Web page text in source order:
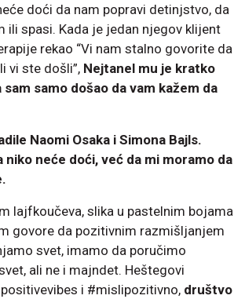
doći da nam popravi detinjstvo, da
ili spasi. Kada je jedan njegov klijent
rekao “Vi nam stalno govorite da
vi ste došli”, Nejtanel mu je kratko
sam samo došao da vam kažem da
Naomi Osaka i Simona Bajls.
niko neće doći, već da mi moramo da
lajfkoučeva, slika u pastelnim bojama
govore da pozitivnim razmišljanjem
svet, imamo da poručimo
ali ne i majndet. Heštegovi
i #mislipozitivno, društvo